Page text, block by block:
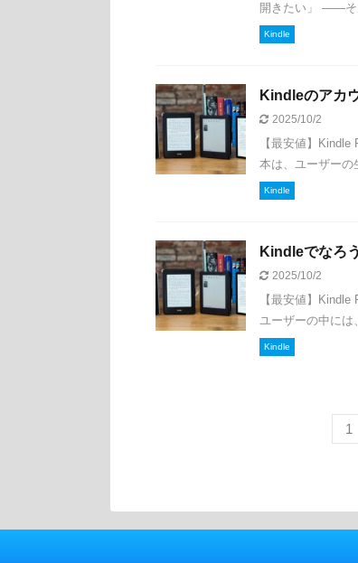
開きたい」 ——そ
Kindle
Kindleのアカ
2025/10/2
【最安値】
本は、ユーザーの
Kindle
Kindleでなろ
2025/10/2
【最安値】
ユーザーの中には
Kindle
1